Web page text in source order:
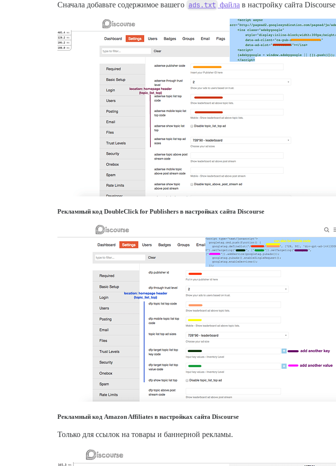
Сначала добавьте содержимое вашего ads.txt файла в настройку сайта Discourse
Рекламный код DoubleClick for Publishers в настройках сайта Discourse
Рекламный код Amazon Affiliates в настройках сайта Discourse
Только для ссылок на товары и баннерной рекламы.